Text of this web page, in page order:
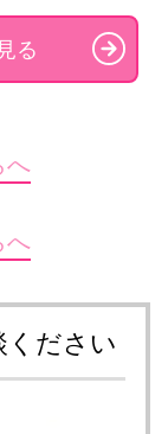
る
へ
へ
ください